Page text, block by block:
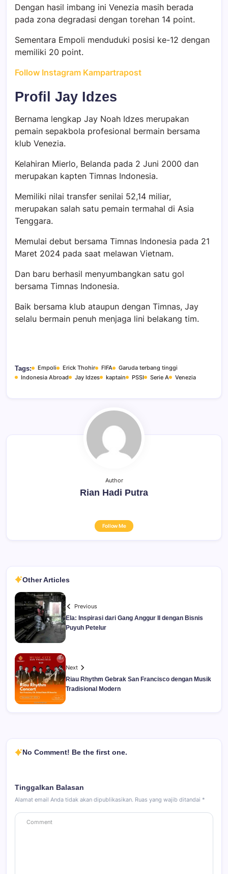
Dengan hasil imbang ini Venezia masih berada
pada zona degradasi dengan torehan 14 point.
Sementara Empoli menduduki posisi ke-12 dengan
memiliki 20 point.
Follow Instagram Kampartrapost
Profil Jay Idzes
Bernama lengkap Jay Noah Idzes merupakan
pemain sepakbola profesional bermain bersama
klub Venezia.
Kelahiran Mierlo, Belanda pada 2 Juni 2000 dan
merupakan kapten Timnas Indonesia.
Memiliki nilai transfer senilai 52,14 miliar,
merupakan salah satu pemain termahal di Asia
Tenggara.
Memulai debut bersama Timnas Indonesia pada 21
Maret 2024 pada saat melawan Vietnam.
Dan baru berhasil menyumbangkan satu gol
bersama Timnas Indonesia.
Baik bersama klub ataupun dengan Timnas, Jay
selalu bermain penuh menjaga lini belakang tim.
Tags: Empoli Erick Thohir FIFA
Garuda terbang tinggi
Indonesia Abroad
Jay Idzes kaptain PSSI Serie A Venezia
Author
Rian Hadi Putra
Follow Me
Other Articles
Previous
Ela: Inspirasi dari Gang Anggur II dengan Bisnis
Puyuh Petelur
Next
Riau Rhythm Gebrak San Francisco dengan Musik
Tradisional Modern
No Comment! Be the first one.
Tinggalkan Balasan
Alamat email Anda tidak akan dipublikasikan. Ruas yang wajib ditandai *